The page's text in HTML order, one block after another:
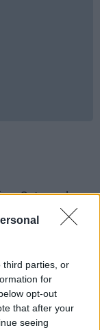
third parties, or
for
opt-out
that after your
seeing
Ostapenko
par
uzlādes
eksperti